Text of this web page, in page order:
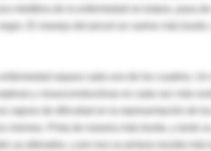
metáfora de la enfermedad se tratara, pasa
El manejo del pincel se vuelve más
y visuoconstructivas es cada vez más
signos de dificultad en la representación de
ya alterados, y por eso su pintura resulta